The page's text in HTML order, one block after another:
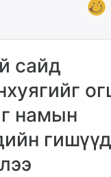
сайд
намын